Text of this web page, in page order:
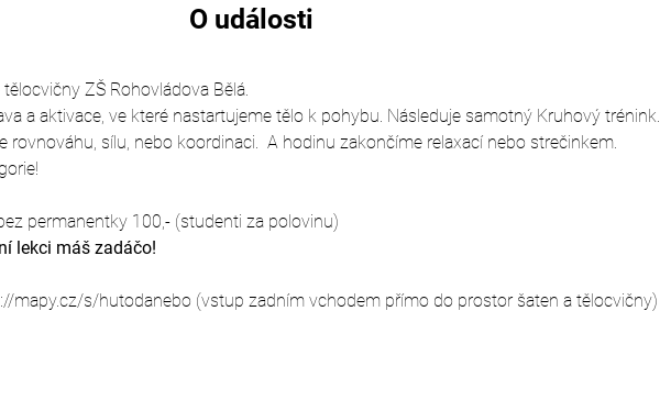
O události
ZŠ Rohovládova Bělá.
a aktivace, ve které nastartujeme tělo k pohybu. Následuje samotný Kruhový trénink.
sílu, nebo koordinaci.  A hodinu zakončíme relaxací nebo strečinkem.
permanentky 100,- (studenti za polovinu)
lekci máš zadáčo!
mapy.cz/s/hutodanebo (vstup zadním vchodem přímo do prostor šaten a tělocvičny)